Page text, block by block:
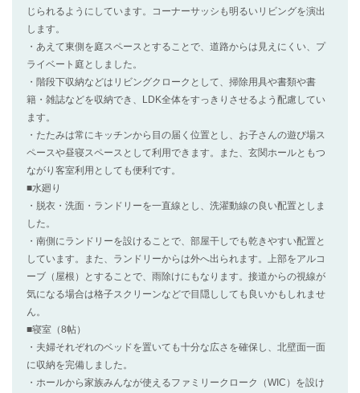
じられるようにしています。コーナーサッシも明るいリビングを演出
します。
・あえて東側を庭スペースとすることで、道路からは見えにくい、プ
ライベート庭としました。
・階段下収納などはリビングクロークとして、掃除用具や書類や書
籍・雑誌などを収納でき、LDK全体をすっきりさせるよう配慮してい
ます。
・たたみは常にキッチンから目の届く位置とし、お子さんの遊び場ス
ペースや昼寝スペースとして利用できます。また、玄関ホールともつ
ながり客室利用としても便利です。
■水廻り
・脱衣・洗面・ランドリーを一直線とし、洗濯動線の良い配置としま
した。
・南側にランドリーを設けることで、部屋干しでも乾きやすい配置と
しています。また、ランドリーからは外へ出られます。上部をアルコ
ーブ（屋根）とすることで、雨除けにもなります。接道からの視線が
気になる場合は格子スクリーンなどで目隠ししても良いかもしれませ
ん。
■寝室（8帖）
・夫婦それぞれのベッドを置いても十分な広さを確保し、北壁面一面
に収納を完備しました。
・ホールから家族みんなが使えるファミリークローク（WIC）を設け